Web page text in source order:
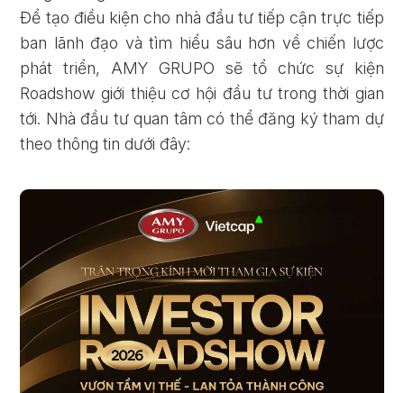
Để tạo điều kiện cho nhà đầu tư tiếp cận trực tiếp
ban lãnh đạo và tìm hiểu sâu hơn về chiến lược
phát triển, AMY GRUPO sẽ tổ chức sự kiện
Roadshow giới thiệu cơ hội đầu tư trong thời gian
tới. Nhà đầu tư quan tâm có thể đăng ký tham dự
theo thông tin dưới đây: